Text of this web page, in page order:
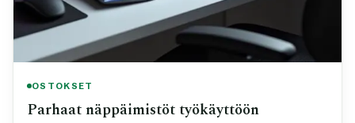
OSTOKSET
Parhaat näppäimistöt työkäyttöön